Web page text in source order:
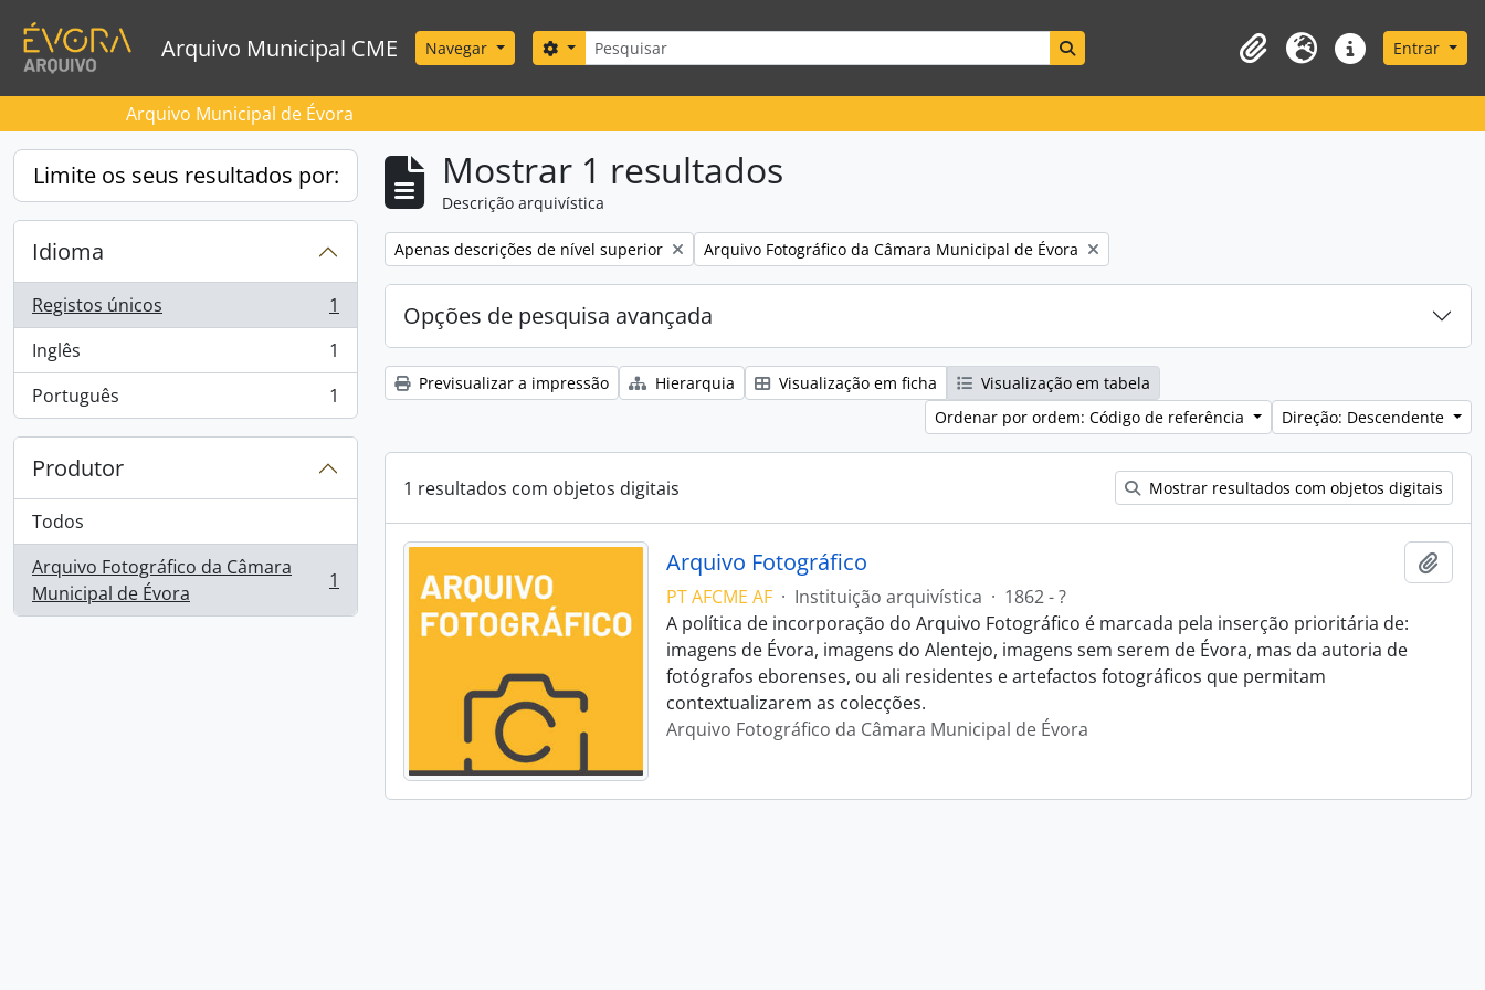
Arquivo Municipal CME Navegar Pesquisar
Search options Search in browse page
Área de transferência
Idioma Ligações rápidas
Entrar
Arquivo Municipal de Évora
Limite os seus resultados por:
Idioma
Registos únicos
, 1 resultados
1
Inglês
, 1 resultados
1
Português
, 1 resultados 1
Produtor
Todos
Arquivo Fotográfico da Câmara
Municipal de Évora
, 1 resultados 1
Mostrar 1 resultados
Descrição arquivística
Remove filter:
Apenas descrições de nível superior Remove filter:
Arquivo Fotográfico da Câmara Municipal de Évora
Opções de pesquisa avançada
Previsualizar a impressão Hierarquia Visualização em ficha
Visualização em tabela
Ordenar por ordem: Código de referência
Direção: Descendente
1 resultados com objetos digitais Mostrar resultados com objetos digitais
Arquivo Fotográfico
PT AFCME AF · Instituição arquivística · 1862 - ?
A política de incorporação do Arquivo Fotográfico é marcada pela inserção prioritária de:
imagens de Évora, imagens do Alentejo, imagens sem serem de Évora, mas da autoria de
fotógrafos eborenses, ou ali residentes e artefactos fotográficos que permitam
contextualizarem as colecções.
Arquivo Fotográfico da Câmara Municipal de Évora